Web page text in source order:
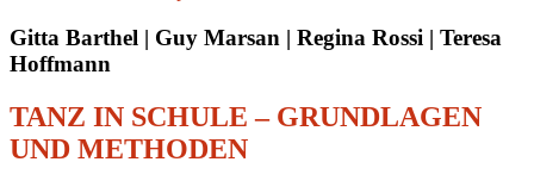
Gitta Barthel | Guy Marsan | Regina Rossi | Teresa
Hoffmann
TANZ IN SCHULE – GRUNDLAGEN
UND METHODEN